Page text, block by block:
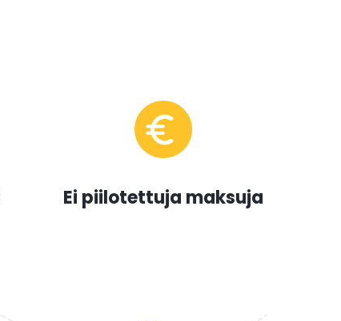
Ei piilotettuja maksuja